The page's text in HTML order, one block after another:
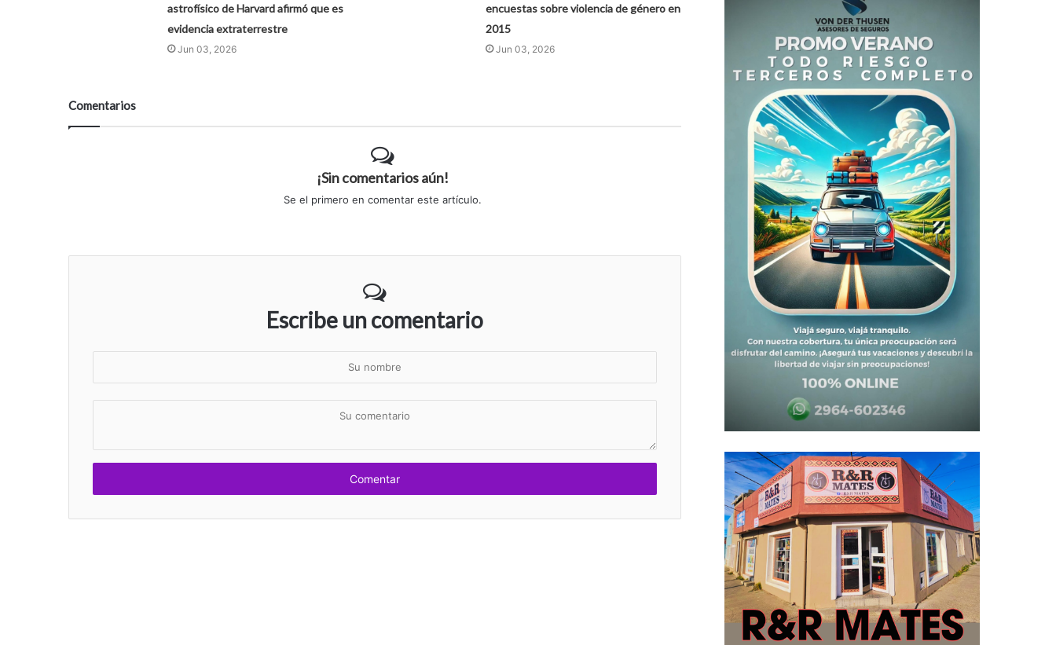
astrofísico de Harvard afirmó que es
evidencia extraterrestre
Jun 03, 2026
encuestas sobre violencia de género en
2015
Jun 03, 2026
Comentarios
¡Sin comentarios aún!
Se el primero en comentar este artículo.
Escribe un comentario
t